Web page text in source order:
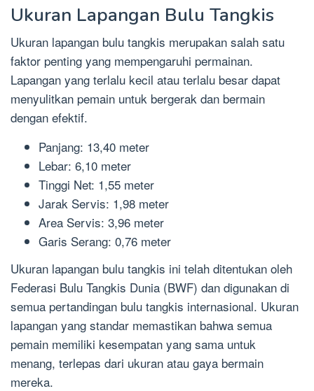
Ukuran Lapangan Bulu Tangkis
Ukuran lapangan bulu tangkis merupakan salah satu
faktor penting yang mempengaruhi permainan.
Lapangan yang terlalu kecil atau terlalu besar dapat
menyulitkan pemain untuk bergerak dan bermain
dengan efektif.
Panjang: 13,40 meter
Lebar: 6,10 meter
Tinggi Net: 1,55 meter
Jarak Servis: 1,98 meter
Area Servis: 3,96 meter
Garis Serang: 0,76 meter
Ukuran lapangan bulu tangkis ini telah ditentukan oleh
Federasi Bulu Tangkis Dunia (BWF) dan digunakan di
semua pertandingan bulu tangkis internasional. Ukuran
lapangan yang standar memastikan bahwa semua
pemain memiliki kesempatan yang sama untuk
menang, terlepas dari ukuran atau gaya bermain
mereka.